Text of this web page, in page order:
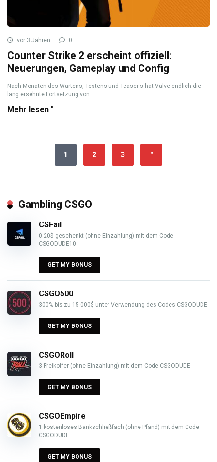
vor 3 Jahren 0
Counter Strike 2 erscheint offiziell:
Neuerungen, Gameplay und Config
Nach Monaten des Wartens, Testens und Teasens hat Valve endlich die
lang ersehnte Fortsetzung von ...
Mehr lesen "
1 2 3 "
Gambling CSGO
CSFail
0.20$ geschenkt (ohne Einzahlung) mit dem Code
CSGODUDE10
GET MY BONUS
CSGO500
300% bis zu 15 000$ unter Verwendung des Codes CSGODUDE
GET MY BONUS
CSGORoll
3 Freikoffer (ohne Einzahlung) mit dem Code CSGODUDE
GET MY BONUS
CSGOEmpire
1 kostenloses Bankschließfach (ohne Pfand) mit dem Code
CSGODUDE
GET MY BONUS